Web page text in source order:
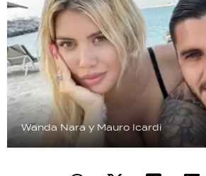
Wanda Nara y Mauro Icardi